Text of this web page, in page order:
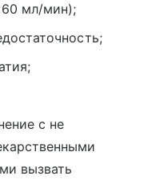
мл/мин);
с не
вызвать